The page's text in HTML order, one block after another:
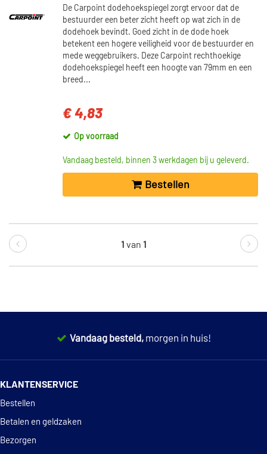
De Carpoint dodehoekspiegel zorgt ervoor dat de
bestuurder een beter zicht heeft op wat zich in de
dodehoek bevindt. Goed zicht in de dode hoek
betekent een hogere veiligheid voor de bestuurder en
mede weggebruikers. Deze Carpoint rechthoekige
dodehoekspiegel heeft een hoogte van 79mm en een
breed...
€ 4,83
Op voorraad
Vandaag besteld, binnen 3 werkdagen bij u geleverd.
Bestellen
1 van 1
Vandaag besteld, morgen in huis!
KLANTENSERVICE
Bestellen
Betalen en geldzaken
Bezorgen